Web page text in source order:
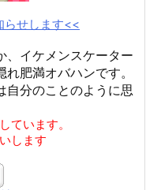
らせします<<
、イケメンスケーター
肥満オバハンです。
自分のことのように思
ています。
します